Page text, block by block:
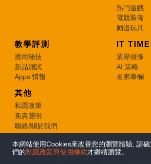
熱門遊戲
電競裝備
動漫玩具
教學評測
應用秘技
新品測試
Apps 情報
IT
業界頭條
AI 策略
名家專欄
其他
私隱政策
免責聲明
聯絡/關於我們
© 2026 e-zone. All Rights Reserved.
本網站使用Cookies來改善您的瀏覽體驗, 請
們的私隱政策與使用條款才繼續瀏覽。